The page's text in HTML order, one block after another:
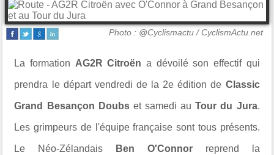
Photo : @Cyclismactu / CyclismActu.net
La formation AG2R Citroën a dévoilé son effectif qui
prendra le départ vendredi de la 2e édition de Classic
Grand Besançon Doubs et samedi au Tour du Jura.
Les grimpeurs de l'équipe française sont tous présents.
Le Néo-Zélandais Ben O'Connorreprend la